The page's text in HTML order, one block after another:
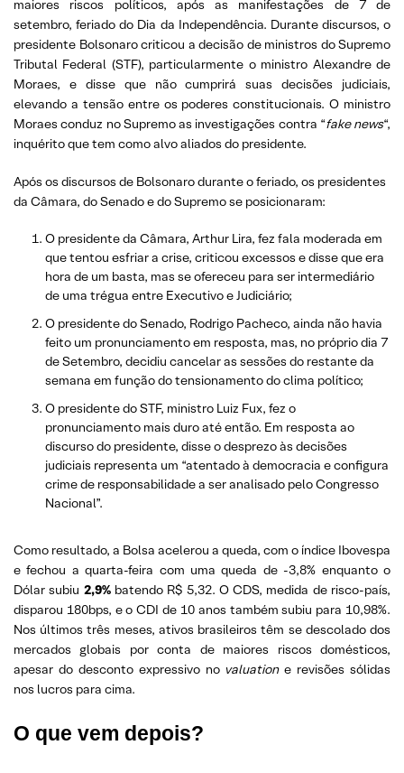
maiores riscos políticos, após as manifestações de 7 de
setembro, feriado do Dia da Independência. Durante discursos, o
presidente Bolsonaro criticou a decisão de ministros do Supremo
Tributal Federal (STF), particularmente o ministro Alexandre de
Moraes, e disse que não cumprirá suas decisões judiciais,
elevando a tensão entre os poderes constitucionais. O ministro
Moraes conduz no Supremo as investigações contra “fake news“,
inquérito que tem como alvo aliados do presidente.
Após os discursos de Bolsonaro durante o feriado, os presidentes
da Câmara, do Senado e do Supremo se posicionaram:
O presidente da Câmara, Arthur Lira, fez fala moderada em
que tentou esfriar a crise, criticou excessos e disse que era
hora de um basta, mas se ofereceu para ser intermediário
de uma trégua entre Executivo e Judiciário;
O presidente do Senado, Rodrigo Pacheco, ainda não havia
feito um pronunciamento em resposta, mas, no próprio dia 7
de Setembro, decidiu cancelar as sessões do restante da
semana em função do tensionamento do clima político;
O presidente do STF, ministro Luiz Fux, fez o
pronunciamento mais duro até então. Em resposta ao
discurso do presidente, disse o desprezo às decisões
judiciais representa um “atentado à democracia e configura
crime de responsabilidade a ser analisado pelo Congresso
Nacional”.
Como resultado, a Bolsa acelerou a queda, com o índice Ibovespa
e fechou a quarta-feira com uma queda de -3,8% enquanto o
Dólar subiu 2,9%batendo R$ 5,32. O CDS, medida de risco-país,
disparou 180bps, e o CDI de 10 anos também subiu para 10,98%.
Nos últimos três meses, ativos brasileiros têm se descolado dos
mercados globais por conta de maiores riscos domésticos,
apesar do desconto expressivo no valuatione revisões sólidas
nos lucros para cima.
O que vem depois?